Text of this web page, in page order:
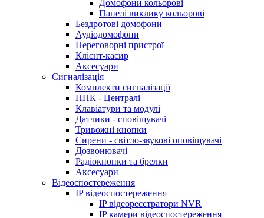
Домофони кольорові
Панелі виклику кольорові
Бездротові домофони
Аудіодомофони
Переговорні пристрої
Клієнт-касир
Аксесуари
Сигналізація
Комплекти сигналізації
ППК - Централі
Клавіатури та модулі
Датчики - сповіщувачі
Тривожні кнопки
Сирени - світло-звукові оповіщувачі
Дозвонювачі
Радіокнопки та брелки
Аксесуари
Відеоспостереження
IP відеоспостереження
IP відеореєстратори NVR
IP камери відеоспостереження